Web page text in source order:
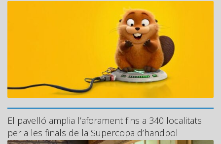
El pavelló amplia l’aforament fins a 340 localitats
per a les finals de la Supercopa d’handbol